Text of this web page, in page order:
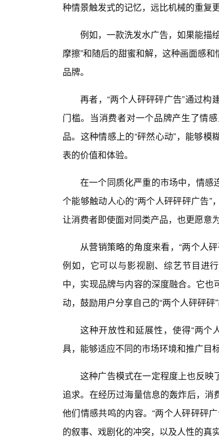
种情景触发式的记忆，远比机械的重复
例如，一款洗发水广告，如果能描
摩擦”和随后的甜蜜和解，这种画面感
品牌。
再者，“两个人砰砰砰广告”通过
门槛。当消费者对一个品牌产生了情
品。这种情感上的“砰然心动”，能够
表的价值和体验。
在一个同质化严重的市场中，情感
个能够触动人心的“两个人砰砰砰广告
让消费者即使面对同类产品，也更愿意
从营销策略的角度来看，“两个人
例如，它可以与影视剧、综艺节目进
中，实现品牌与内容的深度融合。它
动，鼓励用户分享自己的“两个人砰砰
这种开放性和延展性，使得“两个
具，能够适应不同的市场环境和推广目
这种广告模式在一定程度上也反映
追求。在经历过海量信息的轰炸后，
他们情感共鸣的内容。“两个人砰砰砰
的叙事、戏剧化的冲突，以及人性的真